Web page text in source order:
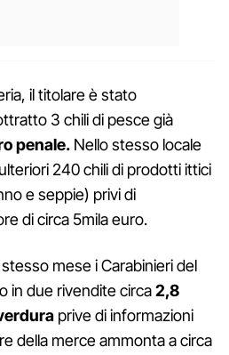
il titolare è stato
3 chili di pesce già
penale. Nello stesso locale
240 chili di prodotti ittici
e seppie) privi di
di circa 5mila euro.
mese i Carabinieri del
in due rivendite circa2,8
prive di informazioni
della merce ammonta a circa